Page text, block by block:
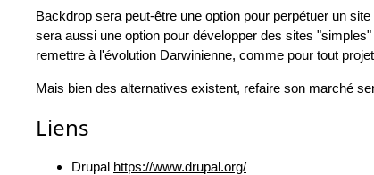
Backdrop sera peut-être une option pour perpétuer un
sera aussi une option pour développer des sites
remettre à l'évolution Darwinienne, comme pour tout
Mais bien des alternatives existent, refaire son marché
Liens
Drupal https://www.drupal.org/